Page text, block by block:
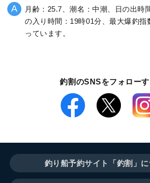
月齢：25.7、潮名：中潮、日の出時
の入り時間：19時01分、最大爆釣指
っています。
釣割のSNSをフォロー
釣り船予約サイト「釣割」